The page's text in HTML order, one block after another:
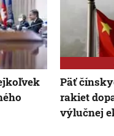
Päť
rakiet
výlučnej